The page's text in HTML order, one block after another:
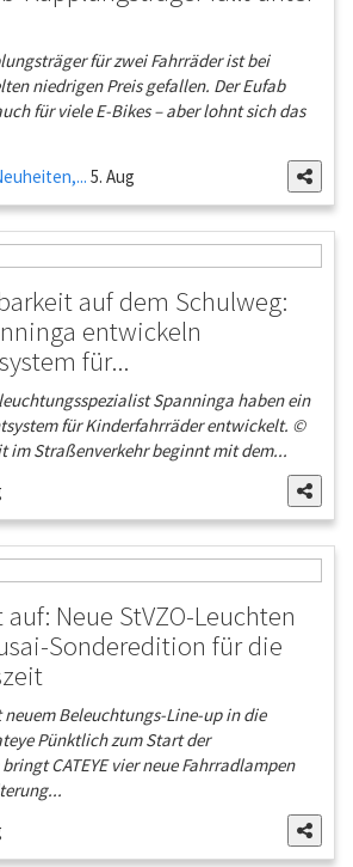
für zwei Fahrräder ist bei
niedrigen Preis gefallen. Der Eufab
für viele E-Bikes – aber lohnt sich das
5. Aug
auf dem Schulweg:
entwickeln
für...
Spanninga haben ein
für Kinderfahrräder entwickelt. ©
im Straßenverkehr beginnt mit dem...
auf: Neue StVZO-Leuchten
Sonderedition für die
neuem Beleuchtungs-Line-up in die
Pünktlich zum Start der
CATEYE vier neue Fahrradlampen